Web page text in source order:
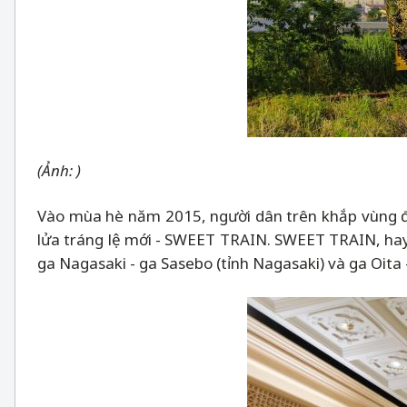
(Ảnh: )
Vào mùa hè năm 2015, người dân trên khắp
lửa tráng lệ mới - SWEET TRAIN. SWEET TRAIN,
ga Nagasaki - ga Sasebo (tỉnh Nagasaki) và ga